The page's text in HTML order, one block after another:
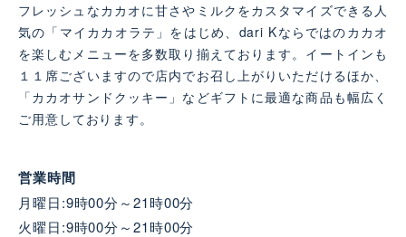
フレッシュなカカオに甘さやミルクをカスタマイズできる人
気の「マイカカオラテ」をはじめ、dari Kならではのカカオ
を楽しむメニューを多数取り揃えております。イートインも
１１席ございますので店内でお召し上がりいただけるほか、
「カカオサンドクッキー」などギフトに最適な商品も幅広く
ご用意しております。
営業時間
月曜日:9時00分～21時00分
火曜日:9時00分～21時00分